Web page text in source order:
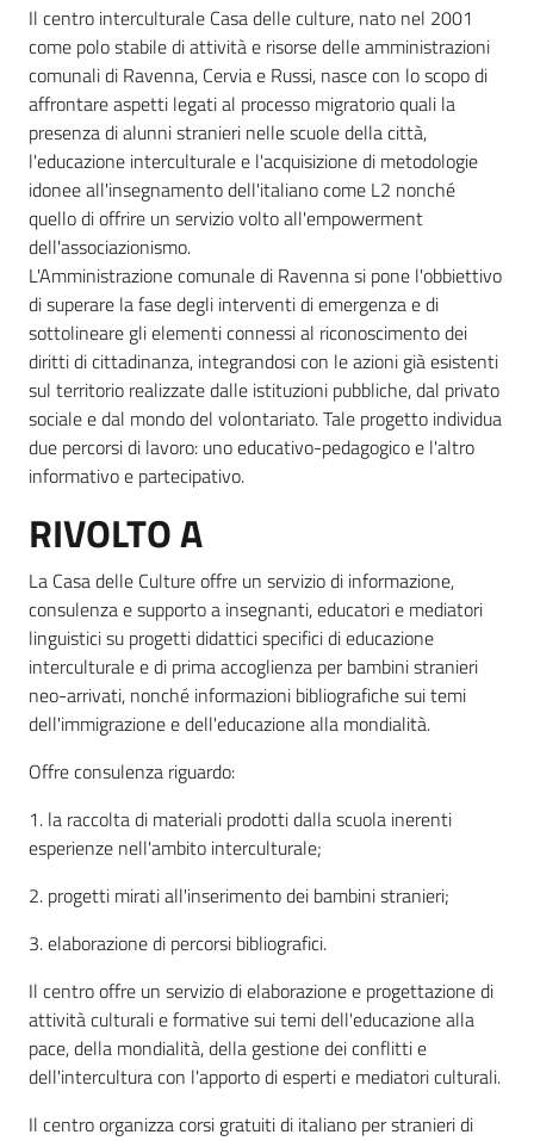
Newsletter
Il centro interculturale Casa delle culture, nato nel 2001
come polo stabile di attività e risorse delle amministrazioni
comunali di Ravenna, Cervia e Russi, nasce con lo scopo di
affrontare aspetti legati al processo migratorio quali la
presenza di alunni stranieri nelle scuole della città,
l'educazione interculturale e l'acquisizione di metodologie
idonee all'insegnamento dell'italiano come L2 nonché
quello di offrire un servizio volto all'empowerment
dell'associazionismo.
L'Amministrazione comunale di Ravenna si pone l'obbiettivo
di superare la fase degli interventi di emergenza e di
sottolineare gli elementi connessi al riconoscimento dei
diritti di cittadinanza, integrandosi con le azioni già esistenti
sul territorio realizzate dalle istituzioni pubbliche, dal privato
sociale e dal mondo del volontariato. Tale progetto individua
due percorsi di lavoro: uno educativo-pedagogico e l'altro
informativo e partecipativo.
RIVOLTO A
La Casa delle Culture offre un servizio di informazione,
consulenza e supporto a insegnanti, educatori e mediatori
linguistici su progetti didattici specifici di educazione
interculturale e di prima accoglienza per bambini stranieri
neo-arrivati, nonché informazioni bibliografiche sui temi
dell'immigrazione e dell'educazione alla mondialità.
Offre consulenza riguardo:
1. la raccolta di materiali prodotti dalla scuola inerenti
esperienze nell'ambito interculturale;
2. progetti mirati all'inserimento dei bambini stranieri;
3. elaborazione di percorsi bibliografici.
Il centro offre un servizio di elaborazione e progettazione di
attività culturali e formative sui temi dell'educazione alla
pace, della mondialità, della gestione dei conflitti e
dell'intercultura con l'apporto di esperti e mediatori culturali.
Il centro organizza corsi gratuiti di italiano per stranieri di